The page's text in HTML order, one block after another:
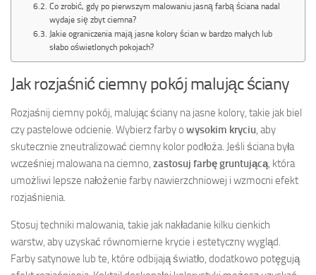
Co zrobić, gdy po pierwszym malowaniu jasną farbą ściana nadal
wydaje się zbyt ciemna?
Jakie ograniczenia mają jasne kolory ścian w bardzo małych lub
słabo oświetlonych pokojach?
Jak rozjaśnić ciemny pokój malując ściany
Rozjaśnij ciemny pokój, malując ściany na jasne kolory, takie jak biel
czy pastelowe odcienie. Wybierz farby o wysokim kryciu , aby
skutecznie zneutralizować ciemny kolor podłoża. Jeśli ściana była
wcześniej malowana na ciemno, zastosuj farbę gruntującą , która
umożliwi lepsze nałożenie farby nawierzchniowej i wzmocni efekt
rozjaśnienia.
Stosuj techniki malowania, takie jak nakładanie kilku cienkich
warstw, aby uzyskać równomierne krycie i estetyczny wygląd.
Farby satynowe lub te, które odbijają światło, dodatkowo potęgują